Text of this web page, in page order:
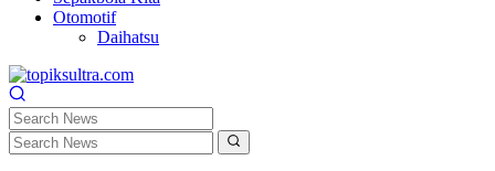
Otomotif
Daihatsu